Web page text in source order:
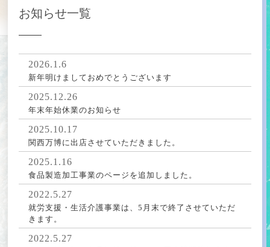
お知らせ一覧
2026.1.6
新年明けましておめでとうございます
2025.12.26
年末年始休業のお知らせ
2025.10.17
関西万博に出店させていただきました。
2025.1.16
食品製造加工事業のページを追加しました。
2022.5.27
就労支援・生活介護事業は、5月末で終了させていただ
きます。
2022.5.27